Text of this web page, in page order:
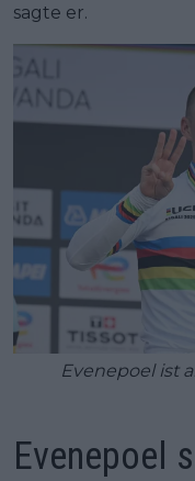
sagte er.
Evenepoel ist
Evenepoel